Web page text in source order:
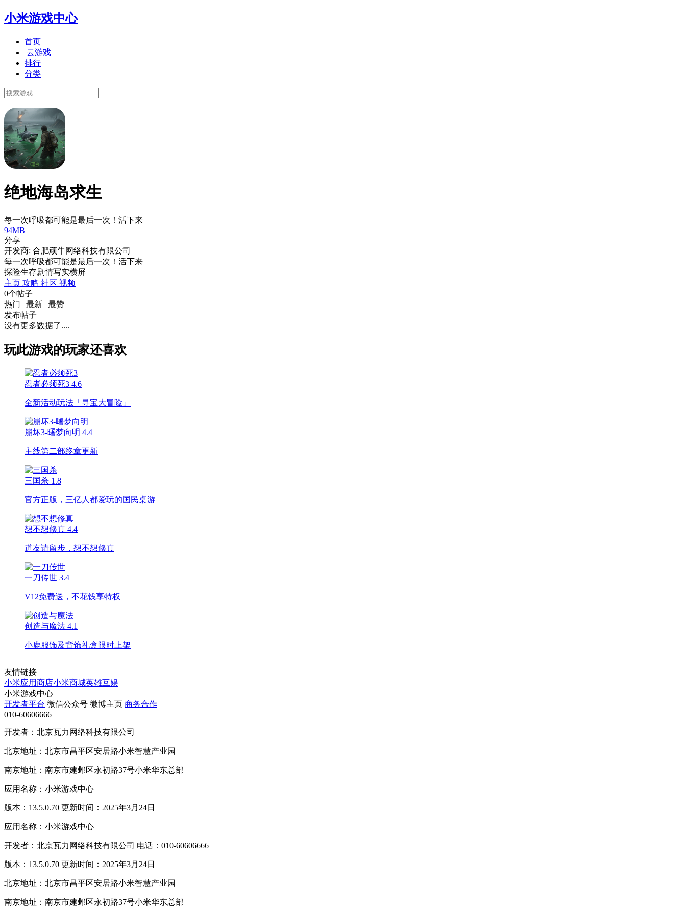
小米游戏中心
首页
云游戏
排行
分类
绝地海岛求生
每一次呼吸都可能是最后一次！活下来
94MB
分享
开发商: 合肥顽牛网络科技有限公司
每一次呼吸都可能是最后一次！活下来
探险生存剧情写实横屏
主页 攻略 社区 视频
0个帖子
热门 | 最新 | 最赞
发布帖子
没有更多数据了....
玩此游戏的玩家还喜欢
忍者必须死3 4.6
全新活动玩法「寻宝大冒险」
崩坏3-曙梦向明 4.4
主线第二部终章更新
三国杀 1.8
官方正版，三亿人都爱玩的国民桌游
想不想修真 4.4
道友请留步，想不想修真
一刀传世 3.4
V12免费送，不花钱享特权
创造与魔法 4.1
小鹿服饰及背饰礼盒限时上架
友情链接
小米应用商店小米商城英雄互娱
小米游戏中心
开发者平台 微信公众号 微博主页 商务合作
010-60606666
开发者：北京瓦力网络科技有限公司
北京地址：北京市昌平区安居路小米智慧产业园
南京地址：南京市建邺区永初路37号小米华东总部
应用名称：小米游戏中心
版本：13.5.0.70 更新时间：2025年3月24日
应用名称：小米游戏中心
开发者：北京瓦力网络科技有限公司 电话：010-60606666
版本：13.5.0.70 更新时间：2025年3月24日
北京地址：北京市昌平区安居路小米智慧产业园
南京地址：南京市建邺区永初路37号小米华东总部